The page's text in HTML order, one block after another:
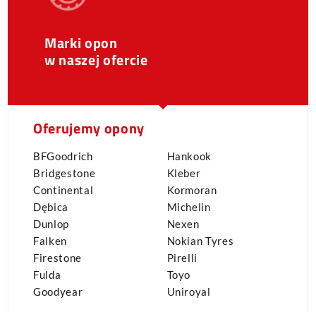
Marki opon
w naszej ofercie
Oferujemy opony
BFGoodrich
Bridgestone
Continental
Dębica
Dunlop
Falken
Firestone
Fulda
Goodyear
Hankook
Kleber
Kormoran
Michelin
Nexen
Nokian Tyres
Pirelli
Toyo
Uniroyal